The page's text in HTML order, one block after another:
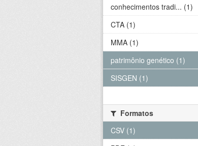
conhecimentos tradi... (1)
CTA (1)
MMA (1)
patrimônio genético (1)
SISGEN (1)
Formatos
CSV (1)